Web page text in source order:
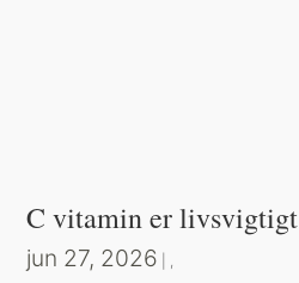
C vitamin er livsvigtigt
jun 27, 2026 ,